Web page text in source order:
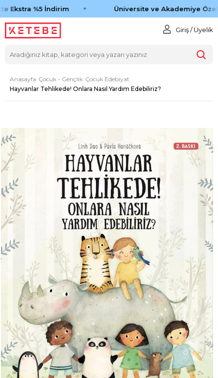
Ekstra %5 İndirim Üniversite ve Akademiye Özel
Giriş / Üyelik
Anasayfa Çocuk - Gençlik Çocuk Edebiyat
Hayvanlar Tehlikede! Onlara Nasıl Yardım Edebiliriz?